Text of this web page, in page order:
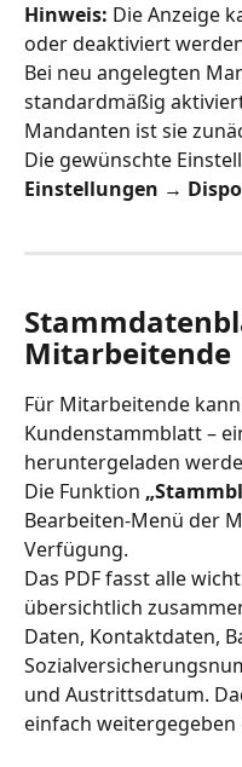
Hinweis: Die Anzeige
oder deaktiviert
Bei neu angelegten
standardmäßig
Mandanten ist sie
Die gewünschte
Einstellungen →
Mitarbeitende
Für Mitarbeitende
Kundenstammblatt –
heruntergeladen
Die Funktion
Bearbeiten-Menü der
Verfügung.
Das PDF fasst alle
übersichtlich
Daten, Kontaktdaten,
und Austrittsdatum.
einfach